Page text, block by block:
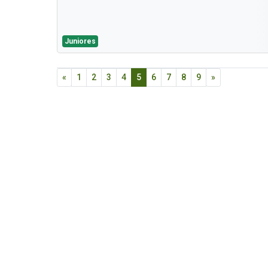
Juniores
« 1 2 3 4 5 6 7 8 9 »